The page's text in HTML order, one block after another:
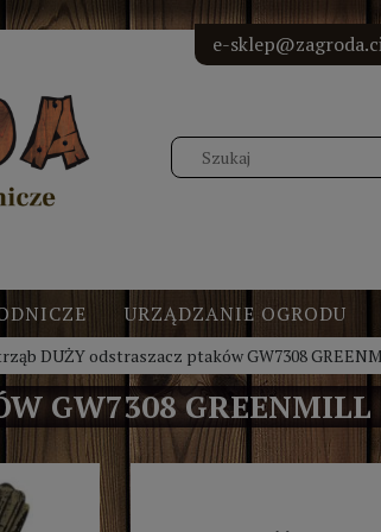
e-
URZĄDZANIE OGRODU
DUŻY odstraszacz ptaków GW7308
GW7308 GREENMILL
<!--
<!--
<!--
<!--